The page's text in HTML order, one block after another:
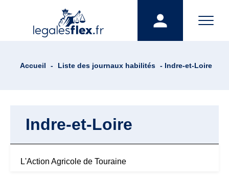
Accueil - Liste des journaux habilités - Indre-et-Loire
Indre-et-Loire
L'Action Agricole de Touraine